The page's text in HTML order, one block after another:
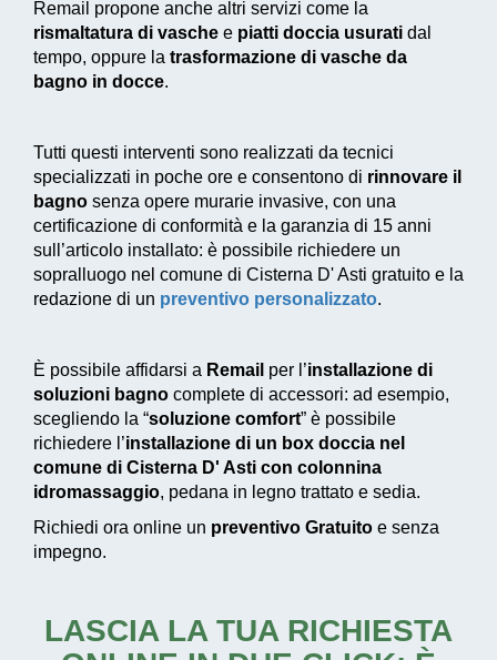
Remail propone anche altri servizi come la
rismaltatura di vasche e piatti doccia usurati dal
tempo, oppure la trasformazione di vasche da
bagno in docce.
Tutti questi interventi sono realizzati da tecnici
specializzati in poche ore e consentono di rinnovare il
bagno senza opere murarie invasive, con una
certificazione di conformità e la garanzia di 15 anni
sull’articolo installato: è possibile richiedere un
sopralluogo nel comune di Cisterna D' Asti gratuito e la
redazione di un preventivo personalizzato.
È possibile affidarsi a Remail per l’installazione di
soluzioni bagno complete di accessori: ad esempio,
scegliendo la “soluzione comfort” è possibile
richiedere l’installazione di un box doccia nel
comune di Cisterna D' Asti con colonnina
idromassaggio, pedana in legno trattato e sedia.
Richiedi ora online un preventivo Gratuito e senza
impegno.
LASCIA LA TUA RICHIESTA